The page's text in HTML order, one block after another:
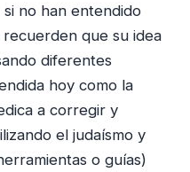
no han entendido
que su idea
diferentes
hoy como la
a corregir y
el judaísmo y
o guías)